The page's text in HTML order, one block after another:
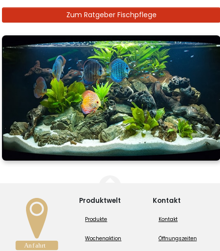
Zum Ratgeber Fischpflege
Produktwelt
Produkte
Wochenaktion
Kontakt
Kontakt
Öffnungszeiten